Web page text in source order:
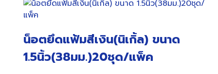
฿102.00.฿99.00.
น็อตยึดแฟ้มสีเงิน(นิเกิ้ล) ขนาด
1.5นิ้ว(38มม.)20ชุด/แพ็ค